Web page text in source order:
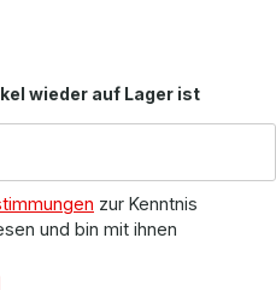
wieder auf Lager ist
zur Kenntnis
und bin mit ihnen